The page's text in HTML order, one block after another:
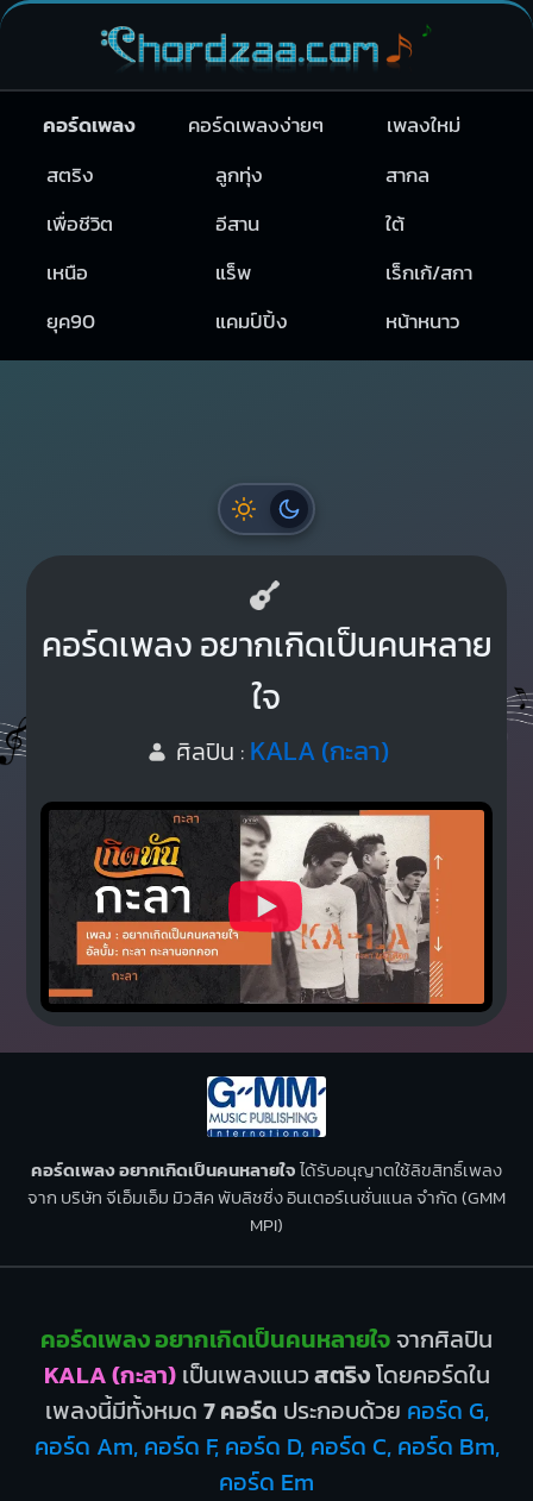
คอร์ดเพลง คอร์ดเพลงง่ายๆ
เพลงใหม่
สตริง
ลูกทุ่ง
สากล
เพื่อชีวิต
อีสาน
ใต้
เหนือ
แร็พ
เร็กเก้/สกา
ยุค90
แคมป์ปิ้ง หน้าหนาว
คอร์ดเพลง อยากเกิดเป็นคนหลาย
ใจ
ศิลปิน : KALA (กะลา)
คอร์ดเพลง อยากเกิดเป็นคนหลายใจได้รับอนุญาตใช้ลิขสิทธิ์เพลง
จาก บริษัท จีเอ็มเอ็ม มิวสิค พับลิชชิ่ง อินเตอร์เนชั่นแนล จำกัด (GMM
MPI)
คอร์ดเพลง อยากเกิดเป็นคนหลายใจ จากศิลปิน
KALA (กะลา)เป็นเพลงแนวสตริงโดยคอร์ดใน
เพลงนี้มีทั้งหมด 7 คอร์ด ประกอบด้วย คอร์ด G,
คอร์ด Am, คอร์ด F, คอร์ด D, คอร์ด C, คอร์ด Bm,
คอร์ด Em